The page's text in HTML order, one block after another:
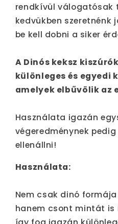
rendkívül válogatósak
kedvükben
be kell dobni a siker
A Dinós keksz
különleges és egyedi
amelyek elbűvölik az
Használata igazán
végeredménynek
ellenállni!
Használata:
Nem csak dinó
hanem csont mintát is